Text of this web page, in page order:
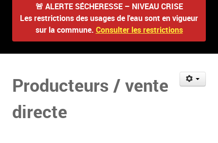
🚨 ALERTE SÉCHERESSE – NIVEAU CRISE
Les restrictions des usages de l'eau sont en vigueur
sur la commune. Consulter les restrictions
Producteurs / vente
directe